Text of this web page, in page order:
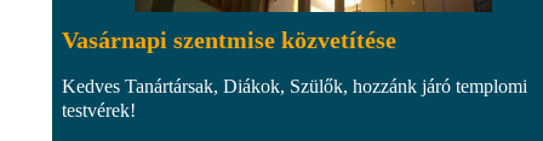
Vasárnapi szentmise közvetítése
Kedves Tanártársak, Diákok, Szülők, hozzánk járó templomi
testvérek!